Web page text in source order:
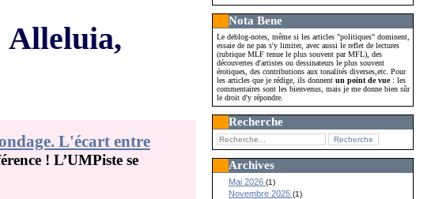
Alleluia,
L'écart entre
! L’UMPiste se
Nota Bene
Le deblog-notes, même si les articles "politiques" dominent,
essaie de ne pas s'y limiter, avec aussi le reflet de lectures
(rubrique MLF tenue le plus souvent par MFL), des
découvertes d'artistes ou dessinateurs le plus souvent
érotiques, des contributions aux tonalités diverses,etc. Pour
les articles que je rédige, ils donnentun point de vue: les
commentaires sont les bienvenus, mais je me donne bien sûr
le droit d'y répondre.
Recherche
Archives
Mai 2026(1)
Novembre 2025(1)